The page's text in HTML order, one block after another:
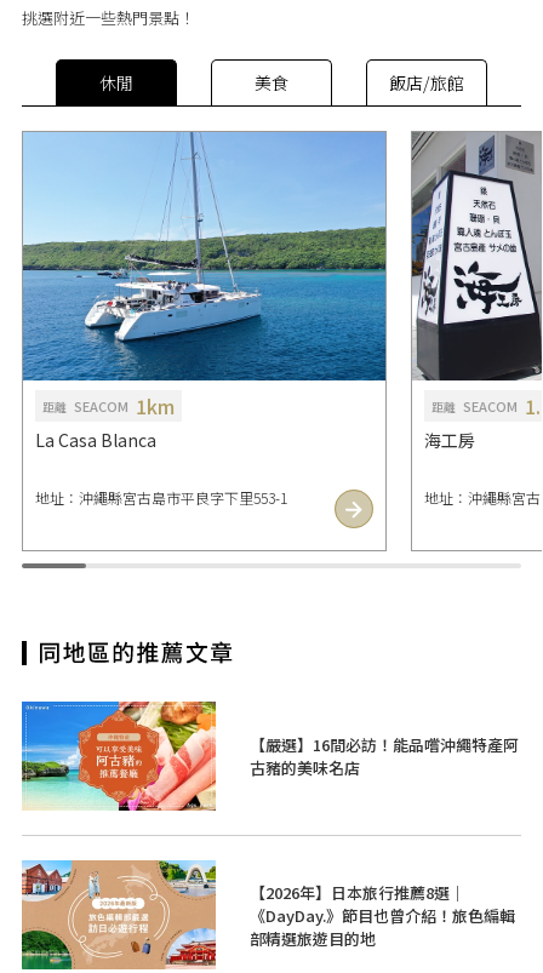
挑選附近一些熱門景點！
休閒 美食 飯店/旅館
距離 SEACOM 1km
La Casa Blanca
地址：沖繩縣宮古島市平良字下里553-1
距離 SEACOM
海工房
地址：沖繩縣宮
【嚴選】16間必訪！能品嚐沖繩特產阿
古豬的美味名店
【2026年】日本旅行推薦8選｜
《DayDay.》節目也曾介紹！旅色編輯
部精選旅遊目的地